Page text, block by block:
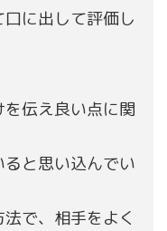
に出して評価し
を伝え良い点に関
と思い込んでい
で、相手をよく